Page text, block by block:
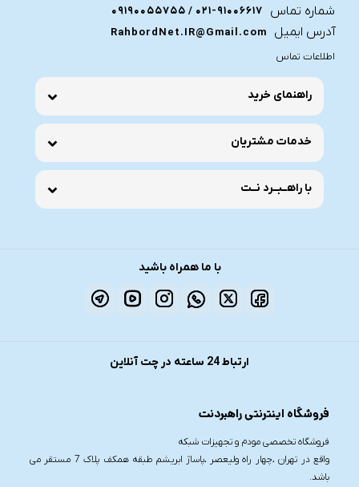
شماره تماس
021-91006617 / 09190055755
آدرس ایمیل
RahbordNet.IR@Gmail.com
اطلاعات تماس
راهنمای خرید
خدمات مشتریان
با راهــبــرد نــت
با ما همراه باشید
ارتباط 24 ساعته در چت آنلاین
فروشگاه اینترنتی راهبردنت
فروشگاه تخصصی مودم و تجهیزات شبکه
واقع در تهران ،چهار راه ولیعصر ،پاساژ ابریشم طبقه همکف پلاک 7 مستقر می
باشد.